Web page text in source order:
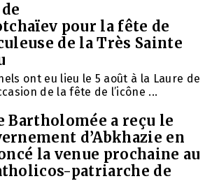
pour la fête de
de la Très Sainte
ont eu lieu le 5 août à la Laure de
de la fête de l’icône ...
Bartholomée a reçu le
d’Abkhazie en
la venue prochaine au
patriarche de